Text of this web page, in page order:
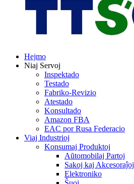
Hejmo
Niaj Servoj
Inspektado
Testado
Fabriko-Revizio
Atestado
Konsultado
Amazon FBA
EAC por Rusa Federacio
Viaj Industrioj
Konsumaj Produktoj
Aŭtomobilaj Partoj
Sakoj kaj Akcesoraĵoj
Elektroniko